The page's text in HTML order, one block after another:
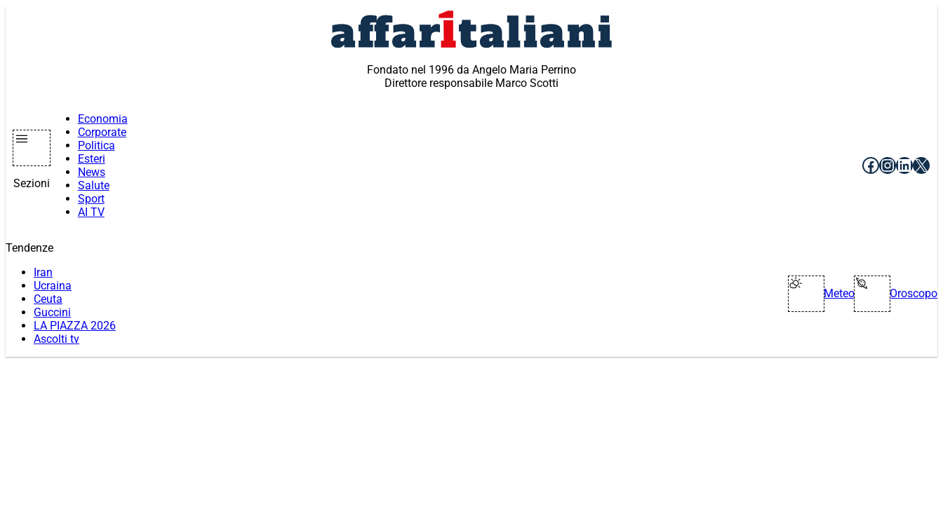
Fondato nel 1996 da Angelo Maria Perrino
Direttore responsabile Marco Scotti
Sezioni
Economia
Corporate
Politica
Esteri
News
Salute
Sport
AI TV
Facebook
X
Tendenze
Iran
Ucraina
Ceuta
Guccini
LA PIAZZA 2026
Ascolti tv
Meteo Oroscopo